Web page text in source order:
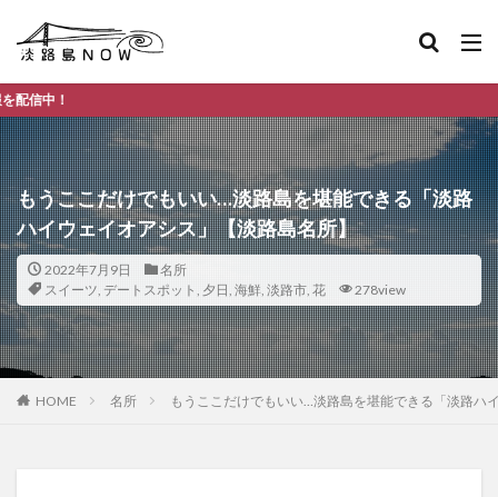
もうここだけでもいい…淡路島を堪能できる「淡路
ハイウェイオアシス」【淡路島名所】
2022年7月9日
名所
スイーツ, デートスポット , 夕日, 海鮮, 淡路市, 花 278view
HOME 名所 もうここだけでもいい…淡路島を堪能できる「淡路ハ